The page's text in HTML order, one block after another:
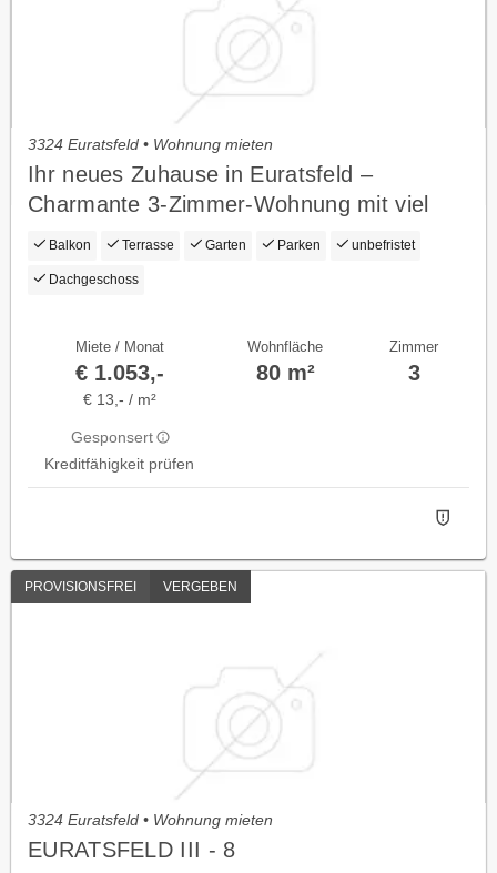
3324 Euratsfeld • Wohnung mieten
Ihr neues Zuhause in Euratsfeld –
Charmante 3-Zimmer-Wohnung mit viel
Lebensqualität
Balkon Terrasse Garten Parken unbefristet
Dachgeschoss
Miete / Monat
€ 1.053,-
€ 13,- / m²
Gesponsert
Kreditfähigkeit prüfen
Wohnfläche
80 m²
Zimmer
3
PROVISIONSFREI VERGEBEN
3324 Euratsfeld • Wohnung mieten
EURATSFELD III - 8